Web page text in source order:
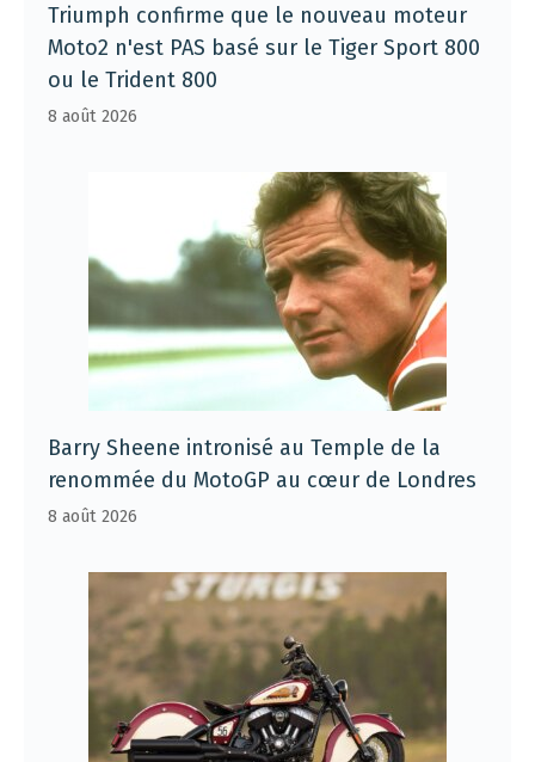
Triumph confirme que le nouveau moteur
Moto2 n'est PAS basé sur le Tiger Sport 800
ou le Trident 800
8 août 2026
Barry Sheene intronisé au Temple de la
renommée du MotoGP au cœur de Londres
8 août 2026